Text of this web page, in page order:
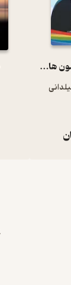
گنجینه سوالات آزمون های استخدامی هوش